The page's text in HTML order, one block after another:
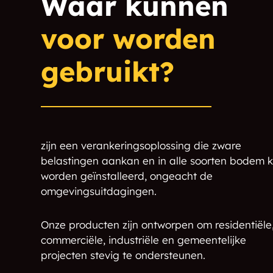
Beaumont on the
Beech Brook
Brendonridge Brendonwood
Bridgefield
Brockton Brookfield
Brookmoor Brookville Heights
voor worden
gebruikt?
zijn een verankeringsoplossing die zware
belastingen aankan en in alle soorten bodem
worden geïnstalleerd, ongeacht de
omgevingsuitdagingen.
Onze producten zijn ontworpen om residentiële,
commerciële, industriële en gemeentelijke
projecten stevig te ondersteunen.